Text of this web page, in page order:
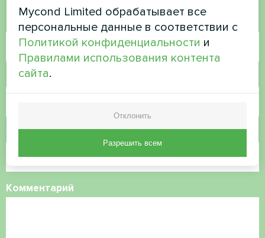
Имя
Номер телефона
Электронная почта
Комментарий
Mycond Limited обрабатывает все
персональные данные в соответствии с
Политикой конфиденциальности и
Правилами использования контента
сайта.
Отклонить
Разрешить всем